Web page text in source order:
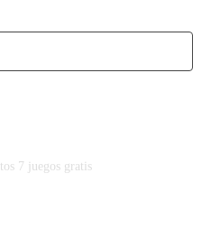
7 juegos gratis